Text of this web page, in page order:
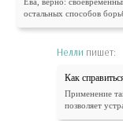
остальных способов
Нелли пишет:
Как
Применение
позволяет